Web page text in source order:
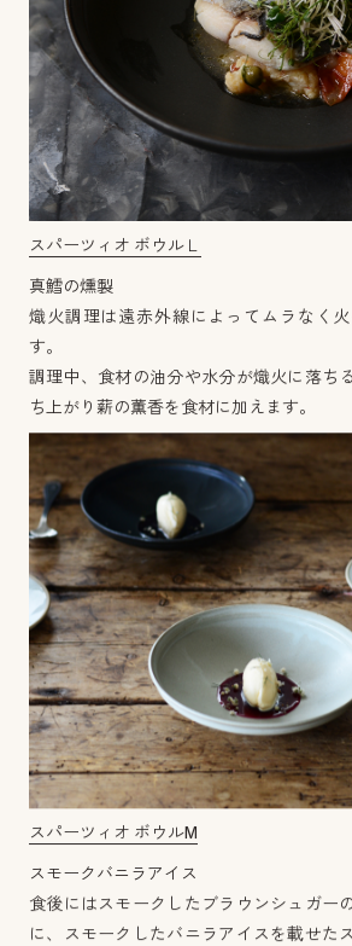
スパーツィオ ボウルＬ
真鱈の燻製
熾火調理は遠赤外線によってムラなく
す。
調理中、食材の油分や水分が熾火に落ち
ち上がり薪の薫香を食材に加えます。
スパーツィオ ボウルM
スモークバニラアイス
食後にはスモークしたブラウンシュガー
に、スモークしたバニラアイスを載せた